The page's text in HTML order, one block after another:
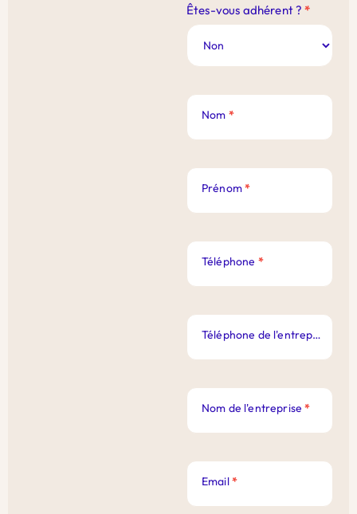
Contact
Site
Web
Êtes-vous adhérent ?*
Nom *
Prénom*
Téléphone *
Téléphone de l'entreprise
Nom de l'entreprise*
Email*